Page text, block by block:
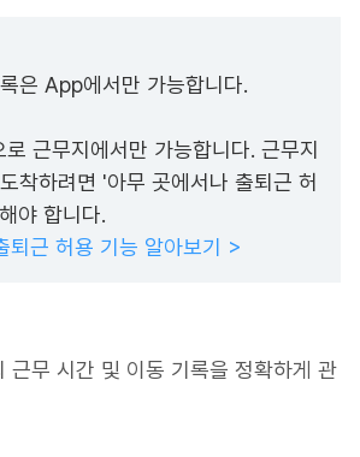
은 App에서만 가능합니다.
근무지에서만 가능합니다. 근무지
착하려면 '아무 곳에서나 출퇴근 허
야 합니다.
퇴근 허용 기능 알아보기 >
근무 시간 및 이동 기록을 정확하게 관